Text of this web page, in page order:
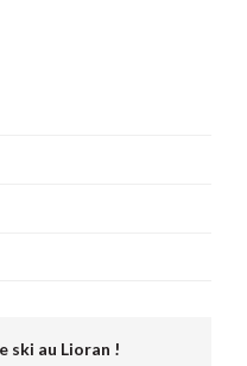
ski au Lioran !